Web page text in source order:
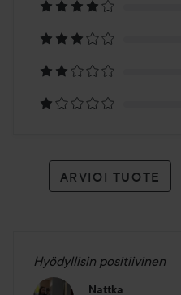
arvioon
ARVIOI TUOTE
Hyödyllisin positiivinen
Nattka